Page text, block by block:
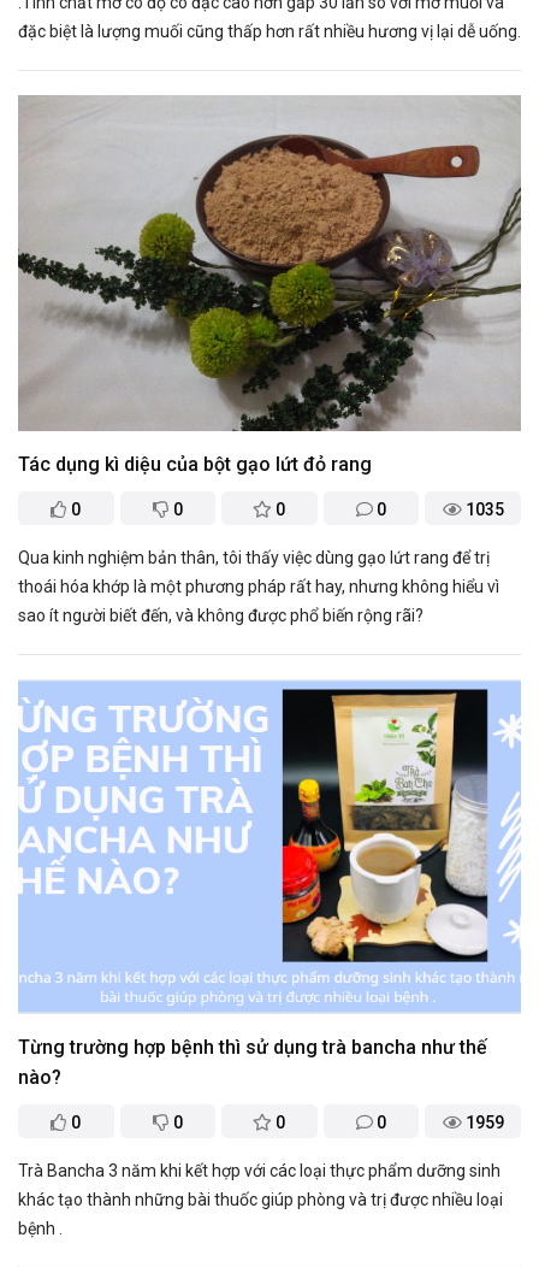
đặc biệt là lượng muối cũng thấp hơn rất nhiều hương vị lại dễ uống.
Tác dụng kì diệu của bột gạo lứt đỏ rang
0 0 0 0 1035
Qua kinh nghiệm bản thân, tôi thấy việc dùng gạo lứt rang để trị
thoái hóa khớp là một phương pháp rất hay, nhưng không hiểu vì
sao ít người biết đến, và không được phổ biến rộng rãi?
Từng trường hợp bệnh thì sử dụng trà bancha như thế
nào?
0 0 0 0 1959
Trà Bancha 3 năm khi kết hợp với các loại thực phẩm dưỡng sinh
khác tạo thành những bài thuốc giúp phòng và trị được nhiều loại
bệnh .